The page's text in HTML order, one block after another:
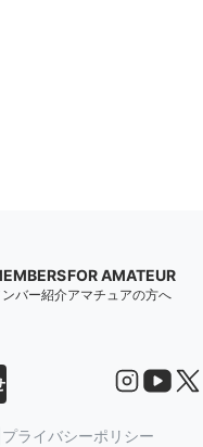
ンバー紹介
FOR AMATEUR
アマチュアの方へ
プライバシーポリシー